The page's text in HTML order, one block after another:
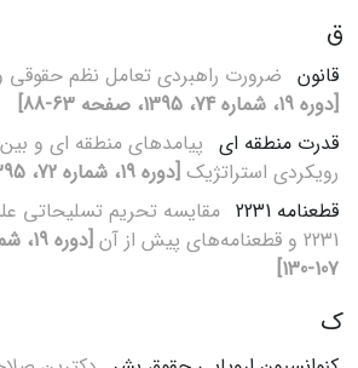
ق
قانون ضرورت راهبردی تعامل نظم حقوقی
[دوره 19، شماره 74، 1395، صفحه 63-88]
قدرت منطقه‏ ای پیامدهای منطقه‏ ای و بین‏
رویکردی استراتژیک [دوره 19، شماره 72، 1395، صفحه 131-158]
قطعنامه 2231
مقایسه تحریم تسلیحاتی
2231 و قطعنامه‌های پیش از آن
107-130]
ک